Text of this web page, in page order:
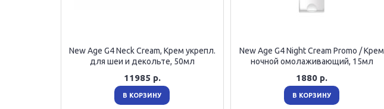
New Age G4 Neck Cream, Крем укрепл.
для шеи и декольте, 50мл
11985 р.
В КОРЗИНУ
New Age G4 Night Cream Promo / Крем
ночной омолаживающий, 15мл
1880 р.
В КОРЗИНУ